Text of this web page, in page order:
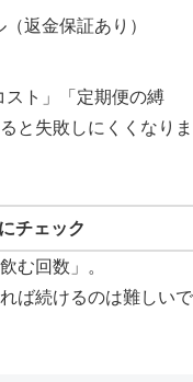
返金保証あり）
ト」「定期便の縛
と失敗しにくくなりま
チェック
む回数」。
ば続けるのは難しいで